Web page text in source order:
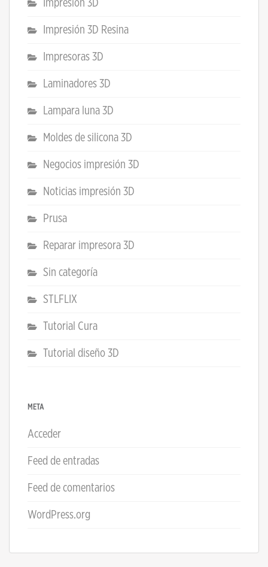
Impresión 3D
Impresión 3D Resina
Impresoras 3D
Laminadores 3D
Lampara luna 3D
Moldes de silicona 3D
Negocios impresión 3D
Noticias impresión 3D
Prusa
Reparar impresora 3D
Sin categoría
STLFLIX
Tutorial Cura
Tutorial diseño 3D
META
Acceder
Feed de entradas
Feed de comentarios
WordPress.org